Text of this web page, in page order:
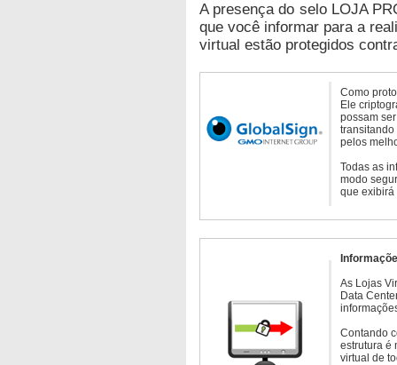
A presença do selo LOJA
que você informar para a
virtual estão protegidos
Como
Ele
possam
transitando
pelos
Todas as
modo
que exibirá
As Lojas
Data
Contando
estrutura é
virtual de